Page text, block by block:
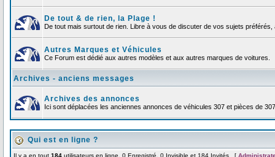
De tout & de rien, la Plage !
De tout mais surtout de rien. Libre à vous de discuter de vos sujets
Autres Marques et Véhicules
Ce Forum est dédié aux autres modèles et aux autres marques de voitures.
Archives - anciens messages
Archives des annonces
Ici sont déplacées les anciennes annonces de véhicules 307 et pièces de 307
Qui est en ligne ?
Il y a en tout 184 utilisateurs en ligne, 0 Enregistré, 0 Invisible et 184 Invités [